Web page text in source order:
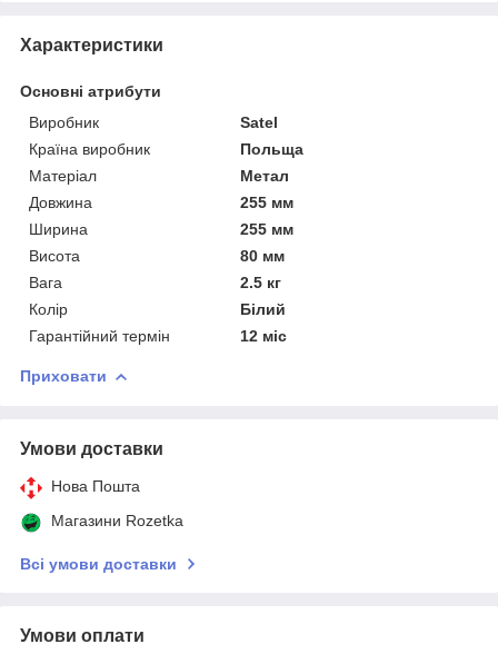
Характеристики
Основні атрибути
Виробник
Satel
Країна виробник
Польща
Матеріал
Метал
Довжина
255 мм
Ширина
255 мм
Висота
80 мм
Вага
2.5 кг
Колір
Білий
Гарантійний термін
12 міс
Приховати
Умови доставки
Нова Пошта
Магазини Rozetka
Всі умови доставки
Умови оплати